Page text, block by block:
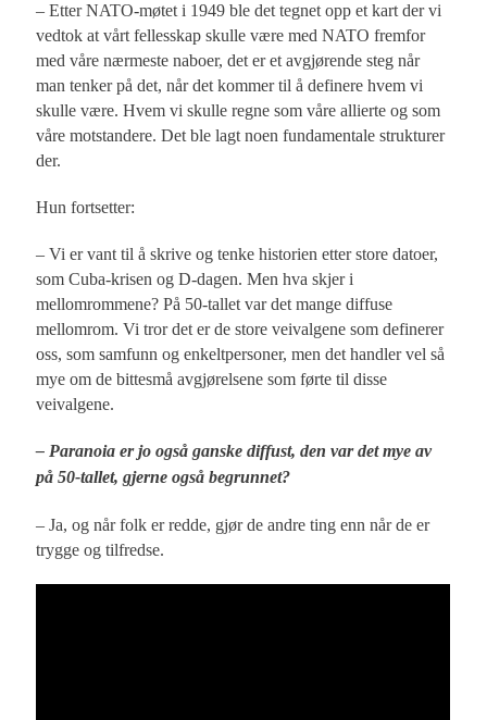
– Etter NATO-møtet i 1949 ble det tegnet opp et kart der vi
vedtok at vårt fellesskap skulle være med NATO fremfor
med våre nærmeste naboer, det er et avgjørende steg når
man tenker på det, når det kommer til å definere hvem vi
skulle være. Hvem vi skulle regne som våre allierte og som
våre motstandere. Det ble lagt noen fundamentale strukturer
der.
Hun fortsetter:
– Vi er vant til å skrive og tenke historien etter store datoer,
som Cuba-krisen og D-dagen. Men hva skjer i
mellomrommene? På 50-tallet var det mange diffuse
mellomrom. Vi tror det er de store veivalgene som definerer
oss, som samfunn og enkeltpersoner, men det handler vel så
mye om de bittesmå avgjørelsene som førte til disse
veivalgene.
– Paranoia er jo også ganske diffust, den var det mye av
på 50-tallet, gjerne også begrunnet?
– Ja, og når folk er redde, gjør de andre ting enn når de er
trygge og tilfredse.